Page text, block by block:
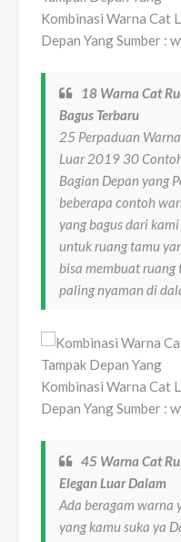
Kombinasi Warna Cat
Depan Yang Sumber :
18 Warna Cat
Bagus Terbaru
25 Perpaduan
Luar 2019 30
Bagian Depan yang
beberapa contoh
yang bagus dari
untuk ruang tamu
bisa membuat
paling nyaman di
Kombinasi Warna Cat
Depan Yang Sumber :
45 Warna Cat
Elegan Luar Dalam
Ada beragam warna
yang kamu suka ya